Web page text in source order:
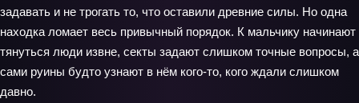
задавать и не трогать то, что оставили древние силы. Но одна
находка ломает весь привычный порядок. К мальчику начинают
тянуться люди извне, секты задают слишком точные вопросы, а
сами руины будто узнают в нём кого-то, кого ждали слишком
давно.